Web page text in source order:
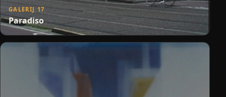
GALERIJ 17
Paradiso